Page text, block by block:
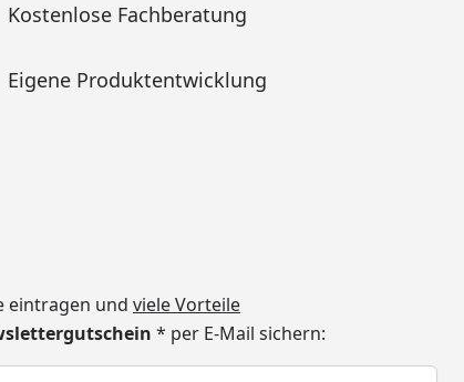
Kostenlose Fachberatung
Eigene Produktentwicklung
eintragen und viele Vorteile
* per E-Mail sichern: